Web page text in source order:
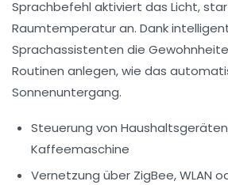
Sprachbefehl aktiviert das Licht,
Raumtemperatur an. Dank
Sprachassistenten die
Routinen anlegen, wie das
Sonnenuntergang.
Steuerung von
Kaffeemaschine
Vernetzung über ZigBee, WLAN